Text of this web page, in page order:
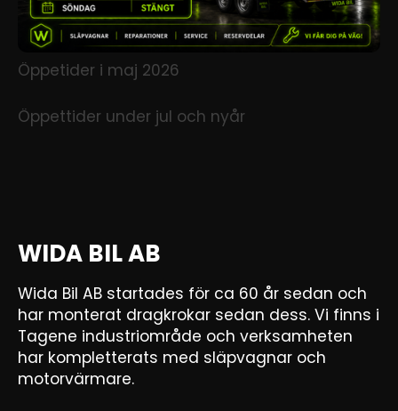
Öppetider i maj 2026
Öppettider under jul och nyår
WIDA BIL AB
Wida Bil AB startades för ca 60 år sedan och
har monterat dragkrokar sedan dess. Vi finns i
Tagene industriområde och verksamheten
har kompletterats med släpvagnar och
motorvärmare.